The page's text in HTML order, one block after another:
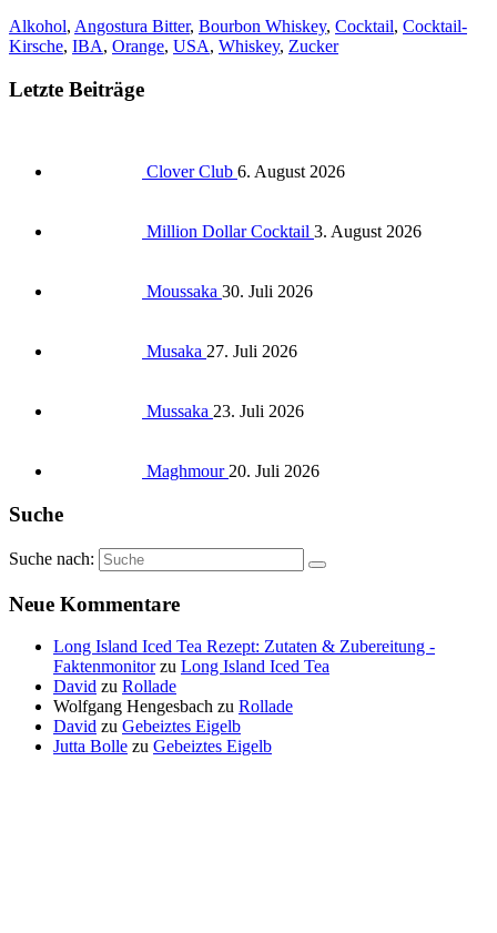
Alkohol, Angostura Bitter, Bourbon Whiskey, Cocktail, Cocktail-
Kirsche, IBA, Orange, USA, Whiskey, Zucker
Letzte Beiträge
Clover Club 6. August 2026
Million Dollar Cocktail 3. August 2026
Moussaka 30. Juli 2026
Musaka 27. Juli 2026
Mussaka 23. Juli 2026
Maghmour20. Juli 2026
Suche
Suche nach:
Neue Kommentare
Long Island Iced Tea Rezept: Zutaten & Zubereitung -
Faktenmonitorzu Long Island Iced Tea
David zu Rollade
Wolfgang Hengesbach zu Rollade
David zu Gebeiztes Eigelb
Jutta Bolle zu Gebeiztes Eigelb